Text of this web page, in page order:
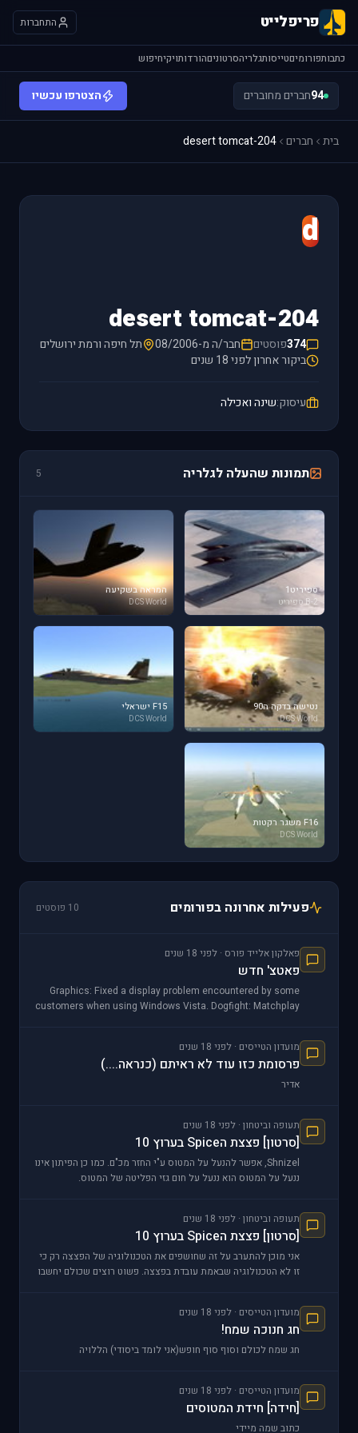
פריפלייט התחברות
כתבותפורומיםטייסותגלריהסרטוניםהורדותויקיחיפוש
94חברים מחוברים הצטרפו עכשיו
בית חברים desert tomcat-204
d
desert tomcat-204
374פוסטים חבר/ה מ-08/2006
תל חיפה ורמת ירושלים
ביקור אחרון לפני 18 שנים
עיסוק:שינה ואכילה
תמונות שהעלה לגלריה 5
ספיריט1
B-2 ספיריט
המראה בשקיעה
DCS World
נטישה בדקה ה90
DCS World
F15 ישראלי
DCS World
F16 משגר רקטות
DCS World
פעילות אחרונה בפורומים 10 פוסטים
פאלקון אלייד פורס · לפני 18 שנים
פאטצ' חדש
Graphics: Fixed a display problem encountered by some
customers when using Windows Vista. Dogfight: Matchplay
מועדון הטייסים · לפני 18 שנים
פרסומת כזו עוד לא ראיתם (כנראה....)
אדיר
תעופה וביטחון · לפני 18 שנים
[סרטון] פצצת הSpice בערוץ 10
Shnizel, אפשר להנעל על המטוס ע"י החזר מכ"ם. כמו כן הפיתון אינו
ננעל על המטוס הוא ננעל על חום גזי הפליטה של המטוס.
תעופה וביטחון · לפני 18 שנים
[סרטון] פצצת הSpice בערוץ 10
אני מוכן להתערב על זה שחושפים את הטכנולוגיה של הפצצה רק כי
זו לא הטכנולוגיה שבאמת עובדת בפצצה. פשוט רוצים שכולם יחשבו
מועדון הטייסים · לפני 18 שנים
חג חנוכה שמח!
חג שמח לכולם וסוף סוף חופש(אני לומד ביסודי) הללויה
מועדון הטייסים · לפני 18 שנים
[חידה] חידת המטוסים
כתוב שמה מיידי